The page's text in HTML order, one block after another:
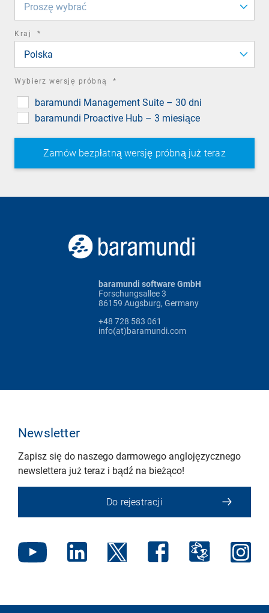
Proszę wybrać
Kraj *
Polska
Wybierz wersję próbną *
baramundi Management Suite – 30 dni
baramundi Proactive Hub – 3 miesiące
baramundi software GmbH
Forschungsallee 3
86159 Augsburg, Germany
+48 728 583 061
info(at)baramundi.com
Newsletter
Zapisz się do naszego darmowego anglojęzycznego
newslettera już teraz i bądź na bieżąco!
Do rejestracji